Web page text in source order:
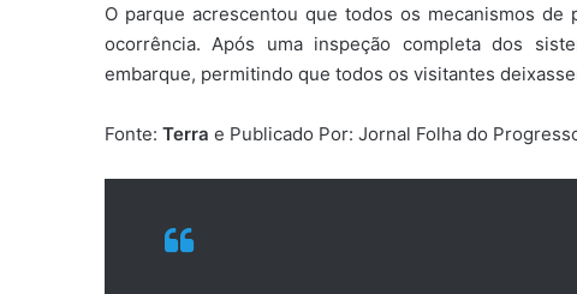
O parque acrescentou que todos os mecanismos
ocorrência. Após uma inspeção completa dos
embarque, permitindo que todos os visitantes
Fonte: Terra e Publicado Por: Jornal Folha do